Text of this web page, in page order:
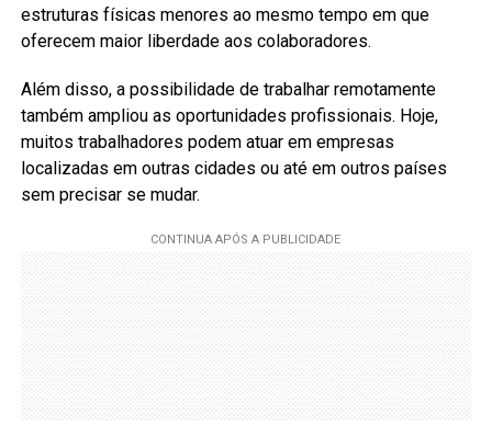
estruturas físicas menores ao mesmo tempo em que
oferecem maior liberdade aos colaboradores.
Além disso, a possibilidade de trabalhar remotamente
também ampliou as oportunidades profissionais. Hoje,
muitos trabalhadores podem atuar em empresas
localizadas em outras cidades ou até em outros países
sem precisar se mudar.